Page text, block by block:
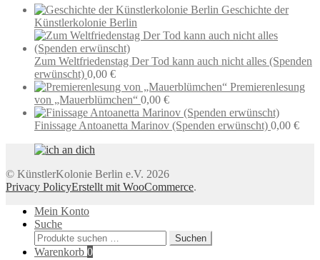
Geschichte der
Künstlerkolonie Berlin
Zum Weltfriedenstag Der Tod kann auch nicht alles (Spenden
erwünscht) 0,00 €
Premierenlesung
von „Mauerblümchen“ 0,00 €
Finissage Antoanetta Marinov (Spenden erwünscht) 0,00 €
© KünstlerKolonie Berlin e.V. 2026
Privacy PolicyErstellt mit WooCommerce.
Mein Konto
Suche
Suchen
nach:
Suchen
Warenkorb 0